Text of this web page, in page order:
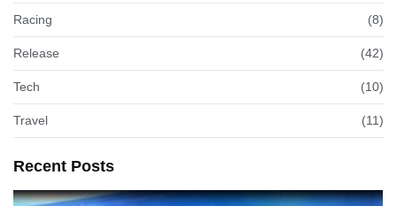
Racing (8)
Release (42)
Tech (10)
Travel (11)
Recent Posts